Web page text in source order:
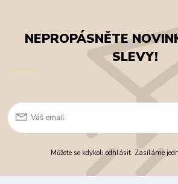
NEPROPÁSNĚTE
SLEVY!
Můžete se kdykoli odhlásit. Zasíláme